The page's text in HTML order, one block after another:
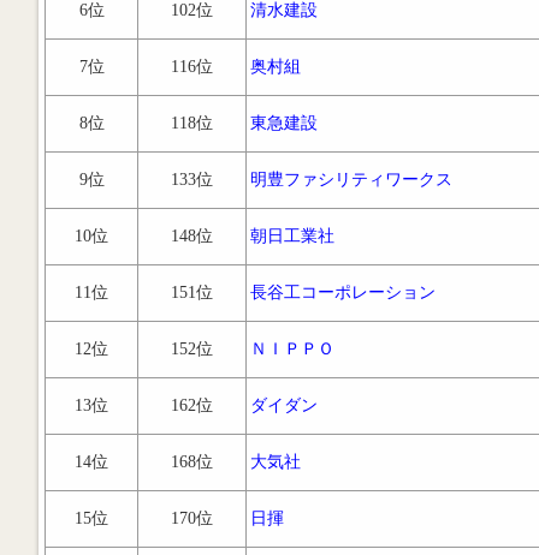
6位 102位 清水建設
7位 116位 奥村組
8位 118位 東急建設
9位 133位 明豊ファシリティワークス
10位 148位 朝日工業社
11位 151位 長谷工コーポレーション
12位 152位 ＮＩＰＰＯ
13位 162位 ダイダン
14位 168位 大気社
15位 170位 日揮